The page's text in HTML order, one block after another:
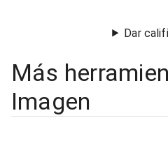
Dar
Más
Imagen